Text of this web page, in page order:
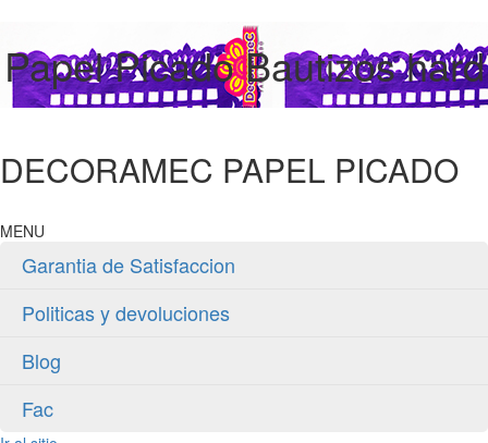
Papel Picado Bautizos hard
DECORAMEC PAPEL PICADO
MENU
Garantia de Satisfaccion
Politicas y devoluciones
Blog
Fac